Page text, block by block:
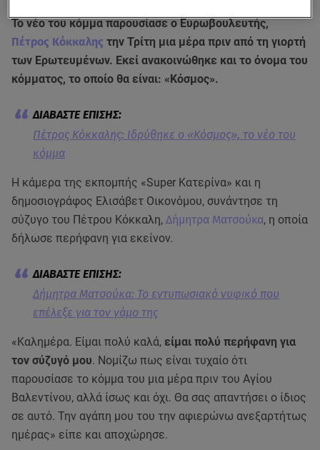
Το νέο του κόμμα παρουσίασε ο Ευρωβουλευτής,
Πέτρος Κόκκαλης την Τρίτη μια μέρα πριν από τη γιορτή
των Ερωτευμένων. Εκεί ανακοινώθηκε και το όνομα του
κόμματος, το οποίο θα είναι: «Κόσμος».
Πέτρος Κόκκαλης: Iδρύθηκε ο «Κόσμος», το νέο του
κόμμα
Η κάμερα της εκπομπής «Super Κατερίνα» και η
δημοσιογράφος Ελισάβετ Οικονόμου, συνάντησε τη
σύζυγο του Πέτρου Κόκκαλη, Δήμητρα Ματσούκα, η οποία
δήλωσε περήφανη για εκείνον.
Δήμητρα Ματσούκα: Το εντυπωσιακό νυφικό που
επέλεξε για τον γάμο της
«Καλημέρα. Είμαι πολύ καλά, είμαι πολύ περήφανη για
τον σύζυγό μου. Νομίζω πως είναι τυχαίο ότι
παρουσίασε το κόμμα του μια μέρα πριν του Αγίου
Βαλεντίνου, αλλά ίσως και όχι. Θα σας απαντήσει ο ίδιος
σε αυτό. Την αγάπη μου του την αφιερώνω ανεξαρτήτως
ημέρας» είπε και αποχώρησε.